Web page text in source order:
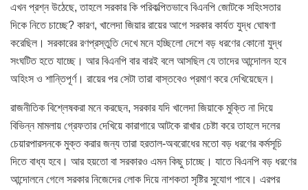
এখন প্রশ্ন উঠেছে, তাহলে সরকার কি পরিকল্পিতভাবে বিএনপি জোটকে সহিংসতার
দিকে নিতে চাচ্ছে? কারণ, খালেদা জিয়ার রায়ের আগে সরকার কার্যত যুদ্ধ ঘোষণা
করেছিল। সরকারের রণপ্রস্তুতি দেখে মনে হচ্ছিলো দেশে বড় ধরণের কোনো যুদ্ধ
সংঘটিত হতে যাচ্ছে। আর বিএনপি বার বারই বলে আসছিল যে তাদের আন্দোলন হবে
অহিংস ও শান্তিপূর্ণ। রায়ের পর সেটা তারা বাস্তবেও প্রমাণ করে দেখিয়েছেন।
রাজনীতিক বিশ্লেষকরা মনে করছেন, সরকার যদি খালেদা জিয়াকে মুক্তি না দিয়ে
বিভিন্ন মামলায় গ্রেফতার দেখিয়ে কারাগারে আটকে রাখার চেষ্টা করে তাহলে দলের
চেয়ারপারসনকে মুক্ত করার জন্য তারা হরতাল-অবরোধের মতো বড় ধরণের কর্মসূচি
দিতে বাধ্য হবে। আর হয়তো বা সরকারও এমন কিছু চাচ্ছে। যাতে বিএনপি বড় ধরণের
আন্দোলনে গেলে সরকার নিজেদের লোক দিয়ে নাশকতা সৃষ্টির সুযোগ পাবে। এরপর